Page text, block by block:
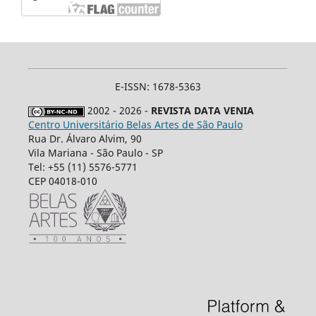
E-ISSN: 1678-5363
2002 - 2026 - REVISTA DATA VENIA
Centro Universitário Belas Artes de São Paulo
Rua Dr. Álvaro Alvim, 90
Vila Mariana - São Paulo - SP
Tel: +55 (11) 5576-5771
CEP 04018-010